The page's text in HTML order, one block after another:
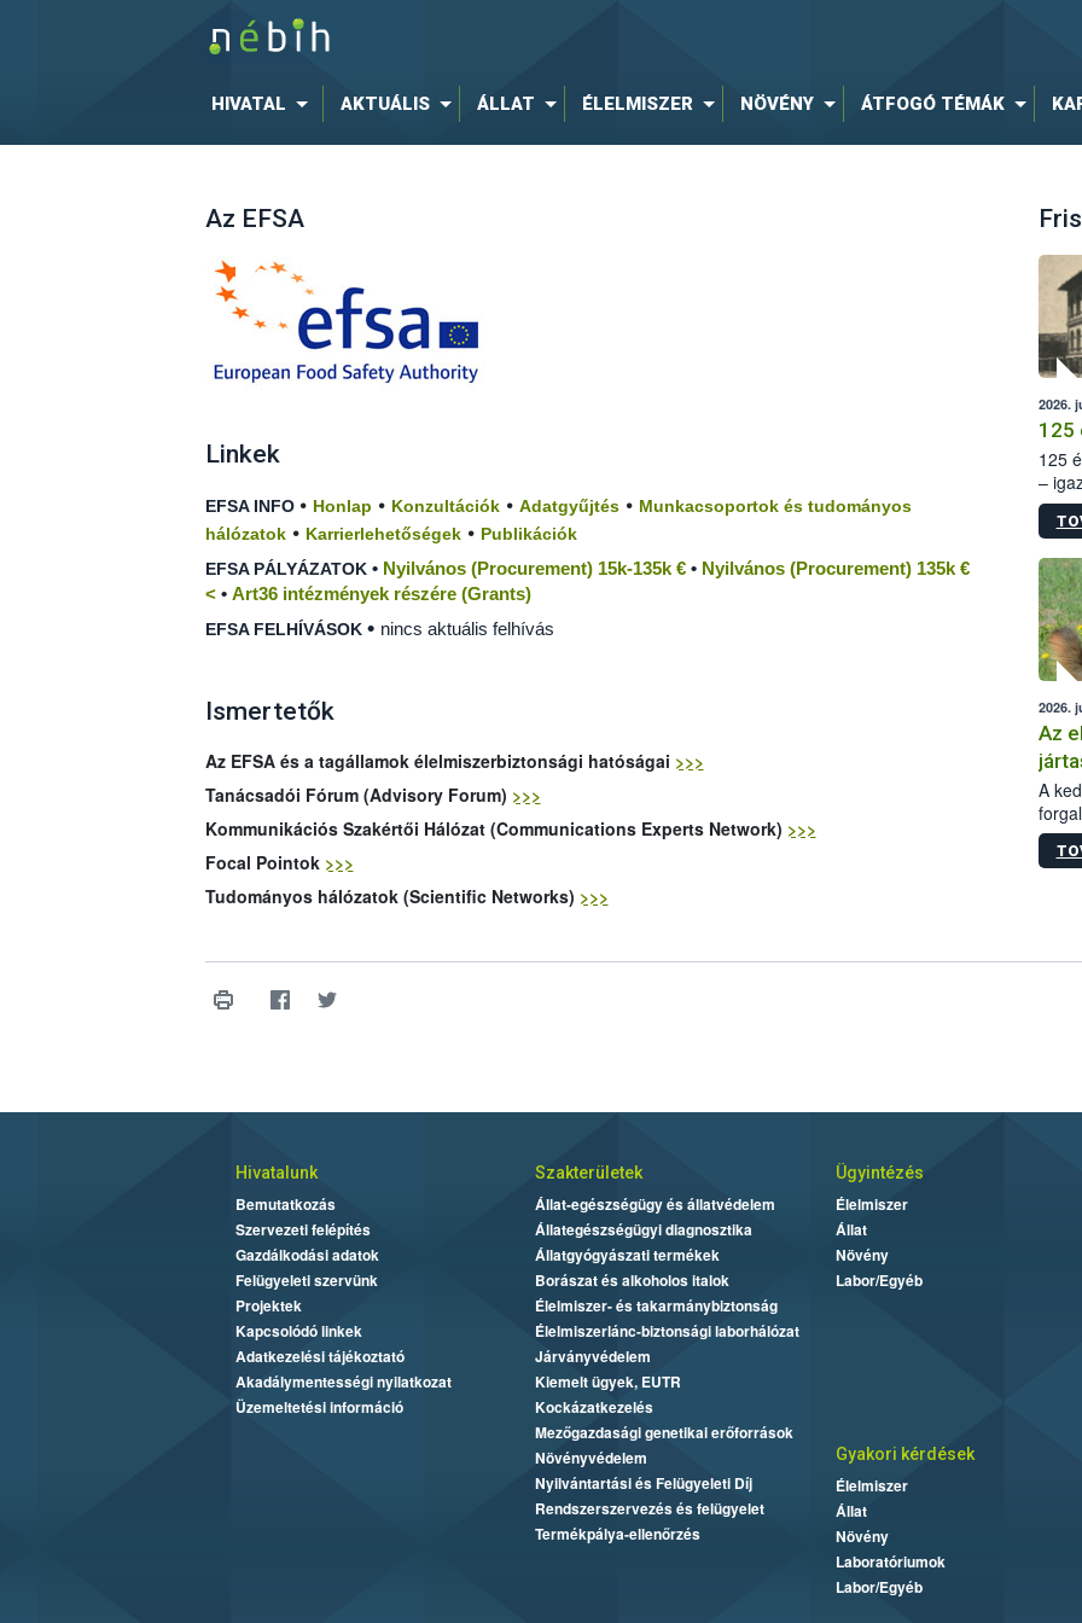
HIVATAL AKTUÁLIS ÁLLAT ÉLELMISZER NÖVÉNY ÁTFOGÓ TÉMÁK
Az EFSA
Linkek
EFSA INFO • Honlap • Konzultációk • Adatgyűjtés • Munkacsoportok és tudományos
hálózatok • Karrierlehetőségek • Publikációk
EFSA PÁLYÁZATOK • Nyilvános (Procurement) 15k-135k € • Nyilvános (Procurement) 135k €
< • Art36 intézmények részére (Grants)
EFSA FELHÍVÁSOK • nincs aktuális felhívás
Ismertetők
Az EFSA és a tagállamok élelmiszerbiztonsági hatóságai >>>
Tanácsadói Fórum (Advisory Forum) >>>
Kommunikációs Szakértői Hálózat (Communications Experts Network) >>>
Focal Pointok >>>
Tudományos hálózatok (Scientific Networks) >>>
2026.
125
125
–
15.
2026.
Az
A
Hivatalunk
Bemutatkozás
Szervezeti felépítés
Gazdálkodási adatok
Felügyeleti szervünk
Projektek
Kapcsolódó linkek
Adatkezelési tájékoztató
Akadálymentességi nyilatkozat
Üzemeltetési információ
Szakterületek
Állat-egészségügy és állatvédelem
Állategészségügyi diagnosztika
Állatgyógyászati termékek
Borászat és alkoholos italok
Élelmiszer- és takarmánybiztonság
Élelmiszerlánc-biztonsági laborhálózat
Járványvédelem
Kiemelt ügyek, EUTR
Kockázatkezelés
Mezőgazdasági genetikai erőforrások
Növényvédelem
Nyilvántartási és Felügyeleti Díj
Rendszerszervezés és felügyelet
Termékpálya-ellenőrzés
Ügyintézés
Élelmiszer
Állat
Növény
Labor/Egyéb
Gyakori kérdések
Élelmiszer
Állat
Növény
Laboratóriumok
Labor/Egyéb